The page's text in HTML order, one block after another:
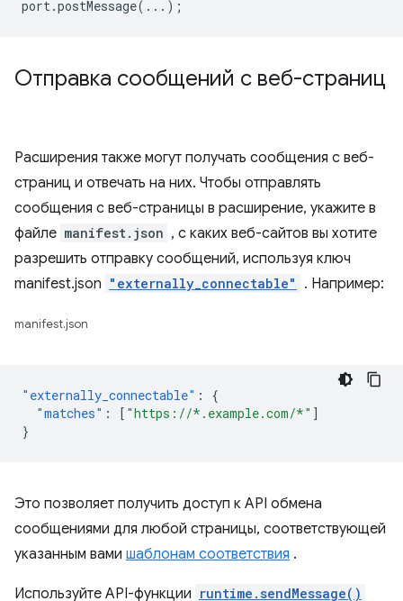
port.postMessage(...);
Отправка сообщений с веб-страниц
Расширения также могут получать сообщения с веб-
страниц и отвечать на них. Чтобы отправлять
сообщения с веб-страницы в расширение, укажите в
файле manifest.json , с каких веб-сайтов вы хотите
разрешить отправку сообщений, используя ключ
manifest.json "externally_connectable" . Например:
manifest.json
"externally_connectable" :
{
"matches" : [ "https://*.example.com/*" ]
}
Это позволяет получить доступ к API обмена
сообщениями для любой страницы, соответствующей
указанным вами шаблонам соответствия .
Используйте API-функции runtime.sendMessage()